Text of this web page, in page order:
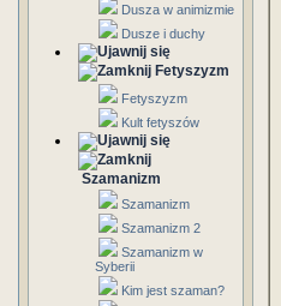
Dusza w animizmie
Dusze i duchy
Fetyszyzm
Fetyszyzm
Kult fetyszów
Szamanizm
Szamanizm
Szamanizm 2
Szamanizm w
Syberii
Kim jest szaman?